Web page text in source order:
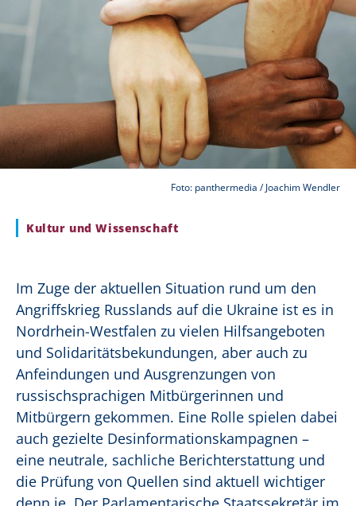
Foto: panthermedia / Joachim Wendler
Kultur und Wissenschaft
Im Zuge der aktuellen Situation rund um den
Angriffskrieg Russlands auf die Ukraine ist es in
Nordrhein-Westfalen zu vielen Hilfsangeboten
und Solidaritätsbekundungen, aber auch zu
Anfeindungen und Ausgrenzungen von
russischsprachigen Mitbürgerinnen und
Mitbürgern gekommen. Eine Rolle spielen dabei
auch gezielte Desinformationskampagnen –
eine neutrale, sachliche Berichterstattung und
die Prüfung von Quellen sind aktuell wichtiger